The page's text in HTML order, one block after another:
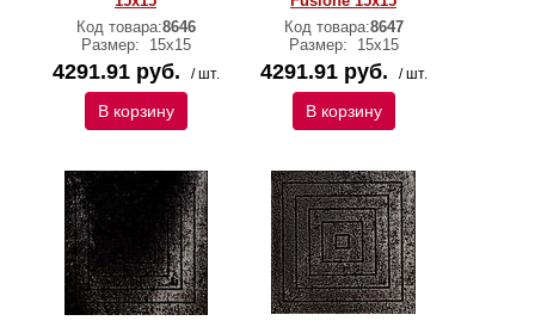
Код товара:8646
Размер:
15x15
4291.91 руб. / шт.
В корзину
Код товара:8647
Размер:
15x15
4291.91 руб. / шт.
В корзину